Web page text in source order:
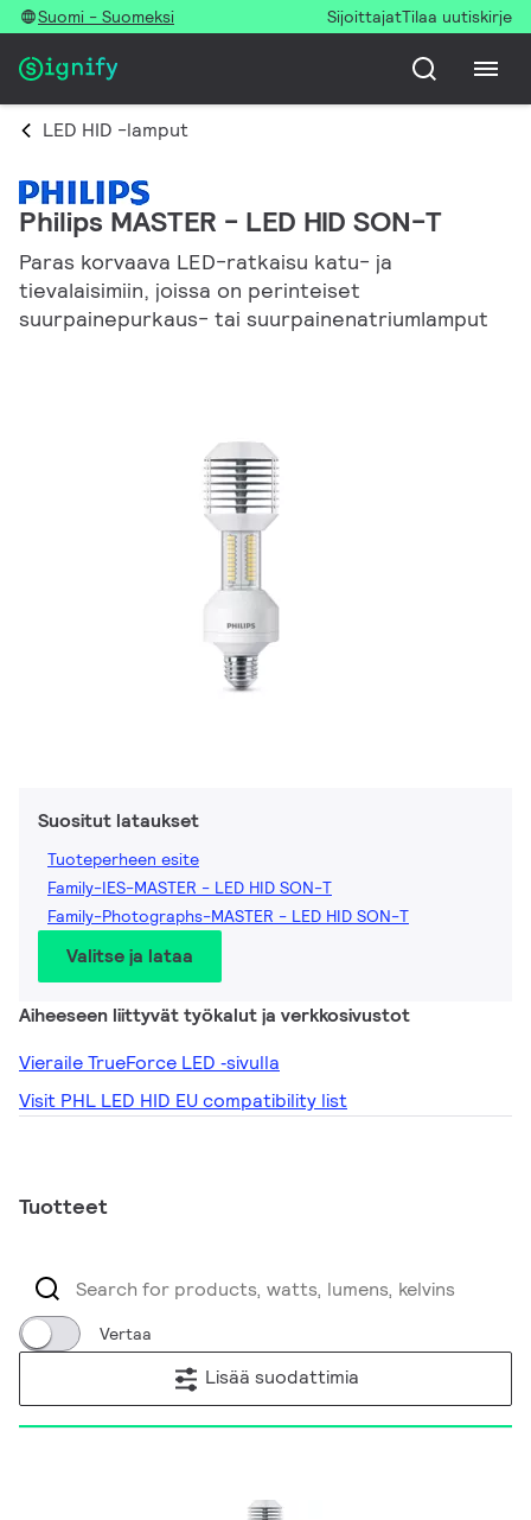
Suomi - Suomeksi SijoittajatTilaa uutiskirje
LED HID -lamput
Philips MASTER - LED HID SON-T
Paras korvaava LED-ratkaisu katu- ja
tievalaisimiin, joissa on perinteiset
suurpainepurkaus- tai suurpainenatriumlamput
Suositut lataukset
Tuoteperheen esite
Family-IES-MASTER - LED HID SON-T
Family-Photographs-MASTER - LED HID SON-T
Valitse ja lataa
Aiheeseen liittyvät työkalut ja verkkosivustot
Vieraile TrueForce LED ‑sivulla
Visit PHL LED HID EU compatibility list
Tuotteet
Vertaa
Lisää suodattimia